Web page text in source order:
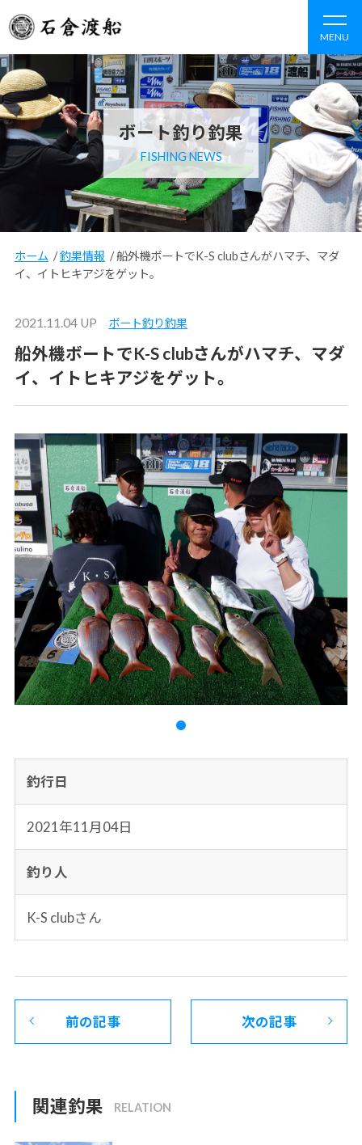
MENU
ボート釣り釣果
FISHING NEWS
ホーム /釣果情報 /船外機ボートでK-S clubさんがハマチ、マダ
イ、イトヒキアジをゲット。
2021.11.04 UP ボート釣り釣果
船外機ボートでK-S clubさんがハマチ、マダ
イ、イトヒキアジをゲット。
釣行日
2021年11月04日
釣り人
K-S clubさん
前の記事 次の記事
関連釣果